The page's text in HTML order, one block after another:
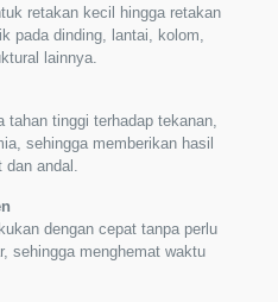
retakan kecil hingga retakan
pada dinding, lantai, kolom,
lainnya.
tahan tinggi terhadap tekanan,
sehingga memberikan hasil
andal.
dengan cepat tanpa perlu
sehingga menghemat waktu